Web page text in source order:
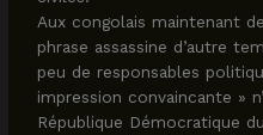
Aux congolais maintenant
phrase assassine d’autre
peu de responsables
impression convaincante »
République Démocratique